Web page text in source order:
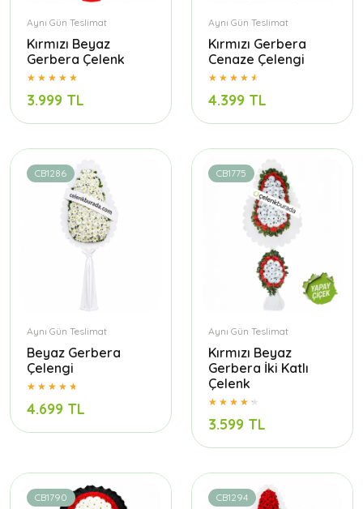
Aynı Gün Teslimat
Kırmızı Beyaz
Gerbera Çelenk
3.999 TL
Aynı Gün Teslimat
Kırmızı Gerbera
Cenaze Çelengi
4.399 TL
CB1286
Aynı Gün Teslimat
Beyaz Gerbera
Çelengi
4.699 TL
CB1775
Aynı Gün Teslimat
Kırmızı Beyaz
Gerbera İki Katlı
Çelenk
3.599 TL
CB1790 CB1294